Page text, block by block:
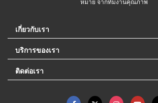
เกี่ยวกับเรา
บริการของเรา
ติดต่อเรา